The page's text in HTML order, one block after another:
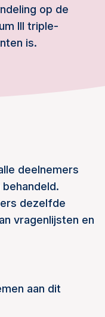
op de
III triple-
is.
deelnemers
dezelfde
vragenlijsten en
aan dit